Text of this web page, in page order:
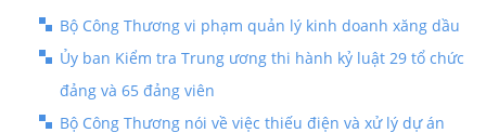
Bộ Công Thương vi phạm quản lý kinh doanh xăng dầu
Ủy ban Kiểm tra Trung ương thi hành kỷ luật 29 tổ chức
đảng và 65 đảng viên
Bộ Công Thương nói về việc thiếu điện và xử lý dự án